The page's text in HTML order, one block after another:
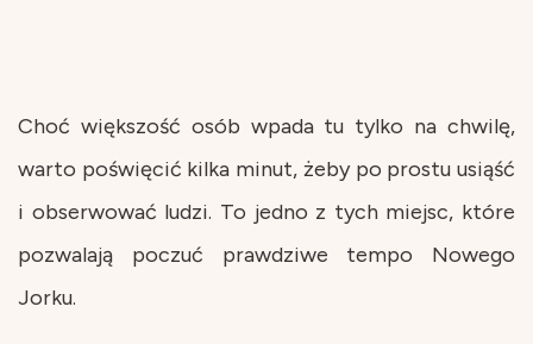
Choć większość osób wpada tu tylko na chwilę,
warto poświęcić kilka minut, żeby po prostu usiąść
i obserwować ludzi. To jedno z tych miejsc, które
pozwalają poczuć prawdziwe tempo Nowego
Jorku.